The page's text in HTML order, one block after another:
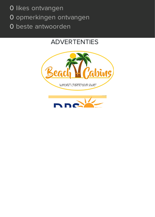
0 likes ontvangen
0 opmerkingen ontvangen
0 beste antwoorden
ADVERTENTIES